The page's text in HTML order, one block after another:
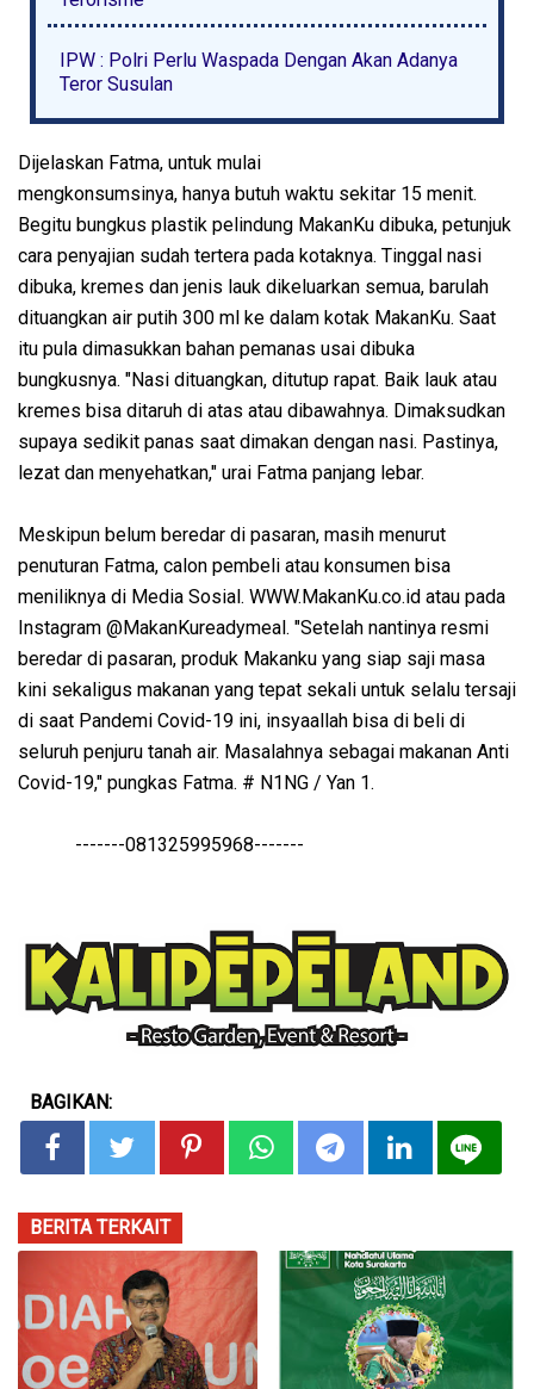
IPW : Polri Perlu Waspada Dengan Akan Adanya
Teror Susulan
Dijelaskan Fatma, untuk mulai
mengkonsumsinya, hanya butuh waktu sekitar 15 menit.
Begitu bungkus plastik pelindung MakanKu dibuka, petunjuk
cara penyajian sudah tertera pada kotaknya. Tinggal nasi
dibuka, kremes dan jenis lauk dikeluarkan semua, barulah
dituangkan air putih 300 ml ke dalam kotak MakanKu. Saat
itu pula dimasukkan bahan pemanas usai dibuka
bungkusnya. "Nasi dituangkan, ditutup rapat. Baik lauk atau
kremes bisa ditaruh di atas atau dibawahnya. Dimaksudkan
supaya sedikit panas saat dimakan dengan nasi. Pastinya,
lezat dan menyehatkan," urai Fatma panjang lebar.
Meskipun belum beredar di pasaran, masih menurut
penuturan Fatma, calon pembeli atau konsumen bisa
meniliknya di Media Sosial. WWW.MakanKu.co.id atau pada
Instagram @MakanKureadymeal. "Setelah nantinya resmi
beredar di pasaran, produk Makanku yang siap saji masa
kini sekaligus makanan yang tepat sekali untuk selalu tersaji
di saat Pandemi Covid-19 ini, insyaallah bisa di beli di
seluruh penjuru tanah air. Masalahnya sebagai makanan Anti
Covid-19," pungkas Fatma. # N1NG / Yan 1.
-------081325995968-------
BAGIKAN:
BERITA TERKAIT